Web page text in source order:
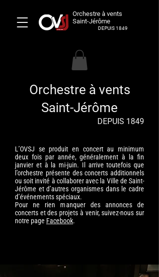
Orchestre à vents
Saint-Jérôme
DEPUIS 1849
Orchestre à vents
Saint-Jérôme
DEPUIS 1849
L’OVSJ se produit en concert au minimum
deux fois par année, généralement à la fin
janvier et à la mi-juin. Il arrive toutefois que
l’orchestre présente des concerts additionnels
ou soit invité à collaborer avec la Ville de Saint-
Jérôme et d’autres organismes dans le cadre
d’événements spéciaux.
Pour ne rien manquer des annonces de
concerts et des projets à venir, suivez-nous sur
notre page Facebook.